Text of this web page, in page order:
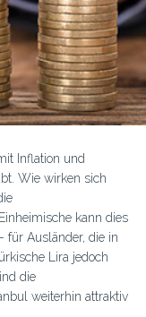
Inflation und
Wie wirken sich
kann dies
für Ausländer, die in
Lira jedoch
die
weiterhin attraktiv